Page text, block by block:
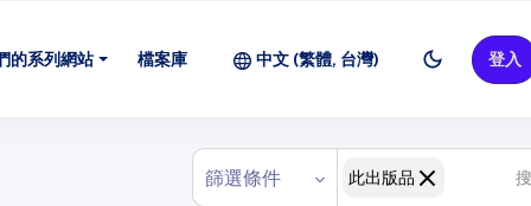
的系列網站 檔案庫 中文 (繁體, 台灣) 登入
篩選條件 此出版品